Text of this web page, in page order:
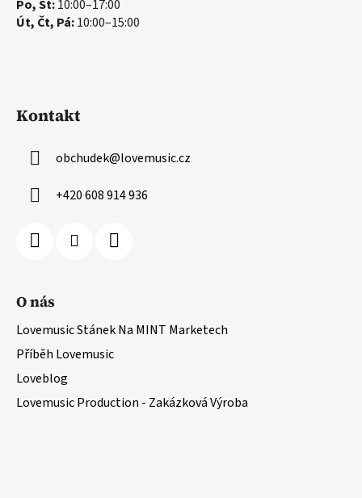
Po, St:10:00–17:00
Út, Čt, Pá:10:00–15:00
Kontakt
obchudek@lovemusic.cz
+420 608 914 936
O nás
Lovemusic Stánek Na MINT Marketech
Příběh Lovemusic
Loveblog
Lovemusic Production - Zakázková Výroba